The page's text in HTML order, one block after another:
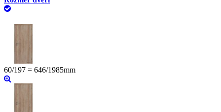
60/197 = 646/1985mm